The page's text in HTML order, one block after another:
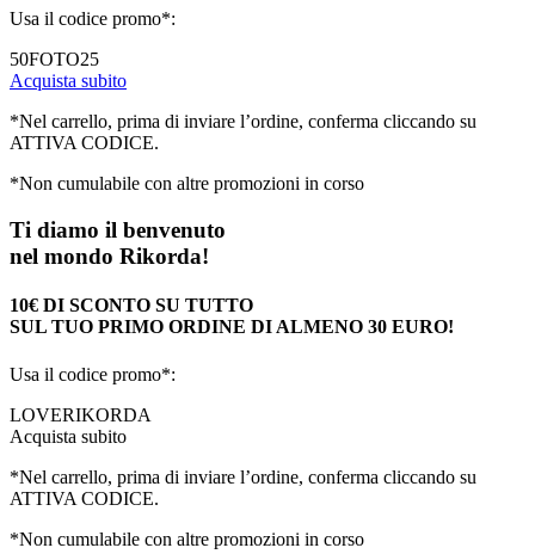
Usa il codice promo*:
50FOTO25
Acquista subito
*Nel carrello, prima di inviare l’ordine, conferma cliccando su
ATTIVA CODICE.
*Non cumulabile con altre promozioni in corso
Ti diamo il benvenuto
nel mondo Rikorda!
10€ DI SCONTO SU TUTTO
SUL TUO PRIMO ORDINE DI ALMENO 30 EURO!
Usa il codice promo*:
LOVERIKORDA
Acquista subito
*Nel carrello, prima di inviare l’ordine, conferma cliccando su
ATTIVA CODICE.
*Non cumulabile con altre promozioni in corso